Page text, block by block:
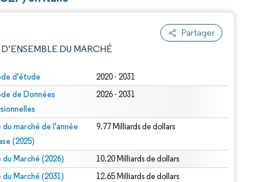
Partager
DU MARCHÉ
d'étude 2020 - 2031
de Données
2026 - 2031
du marché de l'année
(2025)
9.77 Milliards de dollars
du Marché (2026) 10.20 Milliards de dollars
du Marché (2031) 12.65 Milliards de dollars
sous CC BY 4.0.